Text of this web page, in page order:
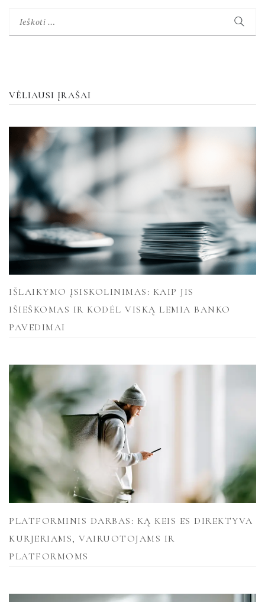
Ieškoti:
VĖLIAUSI ĮRAŠAI
IŠLAIKYMO ĮSISKOLINIMAS: KAIP JIS
IŠIEŠKOMAS IR KODĖL VISKĄ LEMIA BANKO
PAVEDIMAI
PLATFORMINIS DARBAS: KĄ KEIS ES DIREKTYVA
KURJERIAMS, VAIRUOTOJAMS IR
PLATFORMOMS